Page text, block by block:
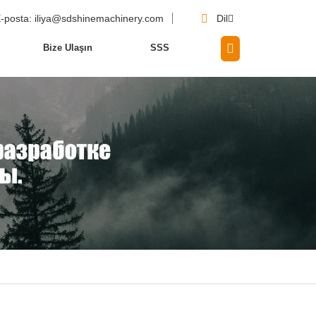
Bize Ulaşın SSS
posta: iliya@sdshinemachinery.com Dil